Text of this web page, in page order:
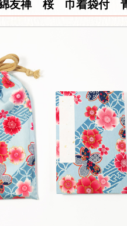
友禅 桜 巾着袋付